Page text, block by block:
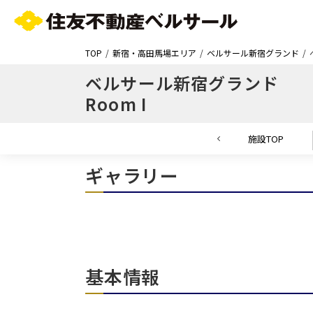
TOP 新宿・高田馬場エリア ベルサール新宿グランド
ベルサール新宿グランド
Room I
施設TOP
ギャラリー
基本情報